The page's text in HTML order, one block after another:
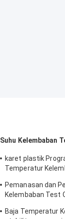
Suhu Kelembaban
karet plastik
Temperatur
Pemanasan dan
Kelembaban Test
Baja Temperatur